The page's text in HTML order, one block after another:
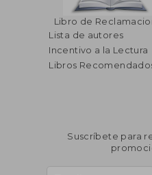
Libro de
Lista de autores
Incentivo a la Lectura
Libros
Suscríbete para